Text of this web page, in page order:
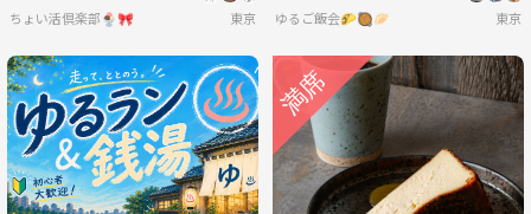
ちょい活倶楽部🍨🎀 東京 ゆるご飯会🌮🥘🥟 東京